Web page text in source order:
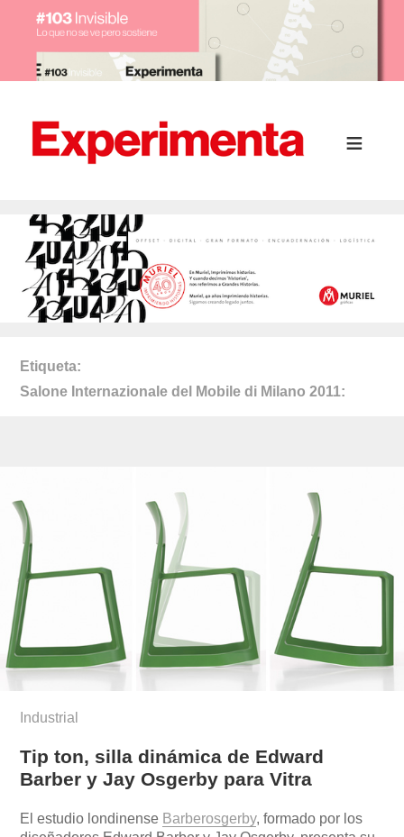
Etiqueta
Salone Internazionale del Mobile di Milano 2011
Industrial
Tip ton, silla dinámica de Edward
Barber y Jay Osgerby para Vitra
El estudio londinense Barberosgerby, formado por los